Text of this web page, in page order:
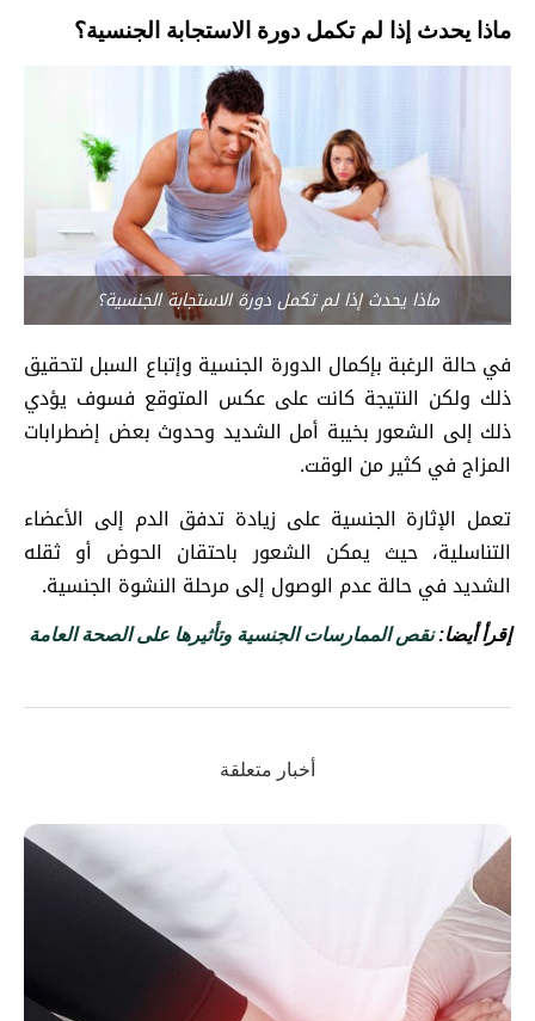
ماذا يحدث إذا لم تكمل دورة الاستجابة الجنسية؟
ماذا يحدث إذا لم تكمل دورة الاستجابة الجنسية؟
في حالة الرغبة بإكمال الدورة الجنسية وإتباع السبل لتحقيق
ذلك ولكن النتيجة كانت على عكس المتوقع فسوف يؤدي
ذلك إلى الشعور بخيبة أمل الشديد وحدوث بعض إضطرابات
المزاج في كثير من الوقت.
تعمل الإثارة الجنسية على زيادة تدفق الدم إلى الأعضاء
التناسلية، حيث يمكن الشعور باحتقان الحوض أو ثقله
الشديد في حالة عدم الوصول إلى مرحلة النشوة الجنسية.
إقرأ أيضا:نقص الممارسات الجنسية وتأثيرها على الصحة العامة
أخبار متعلقة